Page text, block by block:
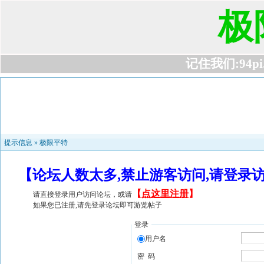
极
记住我们
提示信息 » 极限平特
【论坛人数太多,禁止游客访问,请登
请直接登录用户访问论坛，或请 【 点这里注册】
如果您已注册,请先登录论坛即可游览帖子
登录
用户名
密 码